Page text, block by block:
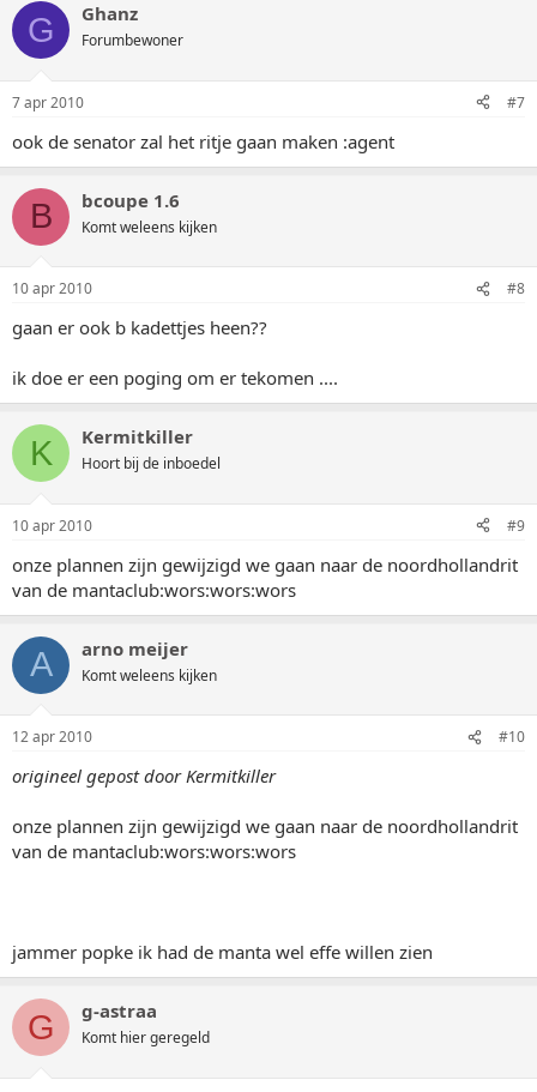
G Ghanz
Forumbewoner
7 apr 2010 #7
ook de senator zal het ritje gaan maken :agent
B bcoupe 1.6
Komt weleens kijken
10 apr 2010 #8
gaan er ook b kadettjes heen??
ik doe er een poging om er tekomen ....
K Kermitkiller
Hoort bij de inboedel
10 apr 2010 #9
onze plannen zijn gewijzigd we gaan naar de noordhollandrit
van de mantaclub:wors:wors:wors
A arno meijer
Komt weleens kijken
12 apr 2010 #10
origineel gepost door Kermitkiller
onze plannen zijn gewijzigd we gaan naar de noordhollandrit
van de mantaclub:wors:wors:wors
jammer popke ik had de manta wel effe willen zien
G g-astraa
Komt hier geregeld